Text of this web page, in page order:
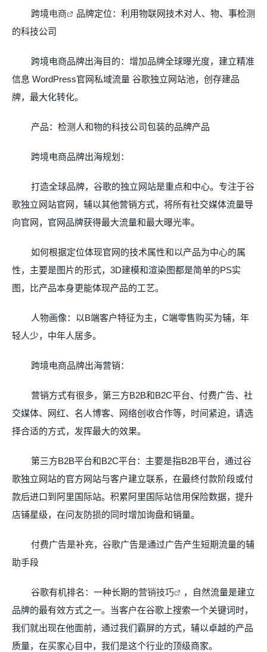
跨境电商
品牌定位：利用物联网技术对人、物、事检测
的科技公司
跨境电商品牌出海目的：增加品牌全球曝光度，建立精准
信息 WordPress官网私域流量 谷歌独立网站池，创存建品
牌，最大化转化。
产品：检测人和物的科技公司包装的品牌产品
跨境电商品牌出海规划：
打造全球品牌，谷歌的独立网站是重点和中心。专注于谷
歌独立网站官网，辅以其他营销方式，将所有社交媒体流量导
向官网，官网品牌获得最大流量和最大曝光率。
如何根据定位体现官网的技术属性和以产品为中心的属
性，主要是图片的形式， 3D建模和渲染图都是简单的PS实
图，比产品本身更能体现产品的工艺。
人物画像：以B端客户特征为主， C端零售购买为辅，年
轻人少，中年人居多。
跨境电商品牌出海营销：
营销方式有很多，第三方B2B和B2C平台、付费广告、社
交媒体、网红、名人博客、网络创收合作等，时间紧迫，请选
择合适的方式，发挥最大的效果。
第三方B2B平台和B2C平台：主要是指B2B平台，通过谷
歌独立网站的官方网站与客户建立联系，在最终付款阶段或付
款后进口到阿里国际站。积累阿里国际站信用保险数据，提升
店铺星级，在问友防损的同时增加询盘和销量。
付费广告是补充，谷歌广告是通过广告产生短期流量的辅
助手段
谷歌有机排名：一种长期的营销技巧
，自然流量是建立
品牌的最有效方式之一。当客户在谷歌上搜索一个关键词时，
我们就出现在他面前，通过我们霸屏的方式，辅以卓越的产品
质量，在买家心目中，我们是这个行业的顶级商家。